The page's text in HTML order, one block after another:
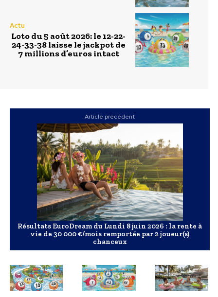
Actu
Loto du 5 août 2026: le 12-22-
24-33-38 laisse le jackpot de
7 millions d’euros intact
Article précédent
Résultats EuroDream du Lundi 8 juin 2026 : la rente à
vie de 30 000 €/mois remportée par 2 joueur(s)
chanceux